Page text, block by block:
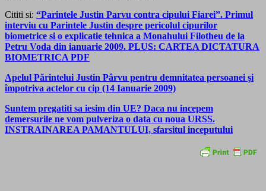
Cititi si: “Parintele Justin Parvu contra cipului Fiarei”. Primul
interviu cu Parintele Justin despre pericolul cipurilor
biometrice si o explicatie tehnica a Monahului Filotheu de la
Petru Voda din ianuarie 2009. PLUS: CARTEA DICTATURA
BIOMETRICA PDF
Apelul Părintelui Justin Pârvu pentru demnitatea persoanei şi
împotriva actelor cu cip (14 Ianuarie 2009)
Suntem pregatiti sa iesim din UE? Daca nu incepem
demersurile ne vom pulveriza o data cu noua URSS.
INSTRAINAREA PAMANTULUI, sfarsitul inceputului